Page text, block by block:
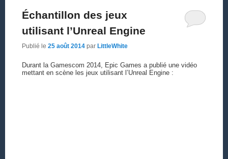
Échantillon des jeux
utilisant l’Unreal Engine
Publié le 25 août 2014 par LittleWhite
Durant la Gamescom 2014, Epic Games a publié une vidéo
mettant en scène les jeux utilisant l’Unreal Engine :